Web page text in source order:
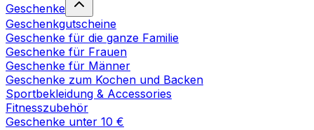
Geschenke
Geschenkgutscheine
Geschenke für die ganze Familie
Geschenke für Frauen
Geschenke für Männer
Geschenke zum Kochen und Backen
Sportbekleidung & Accessories
Fitnesszubehör
Geschenke unter 10 €